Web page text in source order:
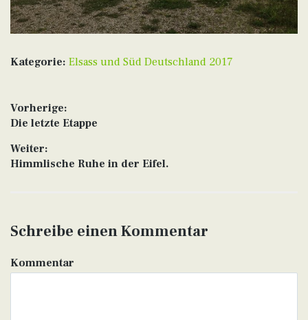
Kategorie: Elsass und Süd Deutschland 2017
Beitragsnavigation
Vorherige:
Vorheriger
Die letzte Etappe
Weiter:
Nächster
Himmlische Ruhe in der Eifel.
Schreibe einen Kommentar
Kommentar